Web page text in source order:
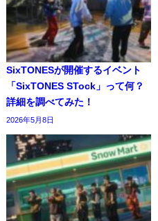
SixTONESが開催するイベント
「SixTONES STock」って何？
詳細を調べてみた！
2026年5月8日